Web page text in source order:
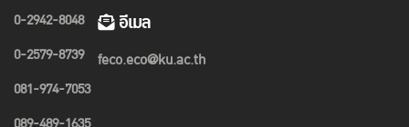
0-2942-8048
0-2579-8739
081-974-7053
อีเมล
feco.eco@ku.ac.th